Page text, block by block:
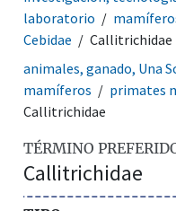
laboratorio
Cebidae
Callitrichidae
animales, ganado, Una
mamíferos
primates
Callitrichidae
TÉRMINO
Callitrichidae